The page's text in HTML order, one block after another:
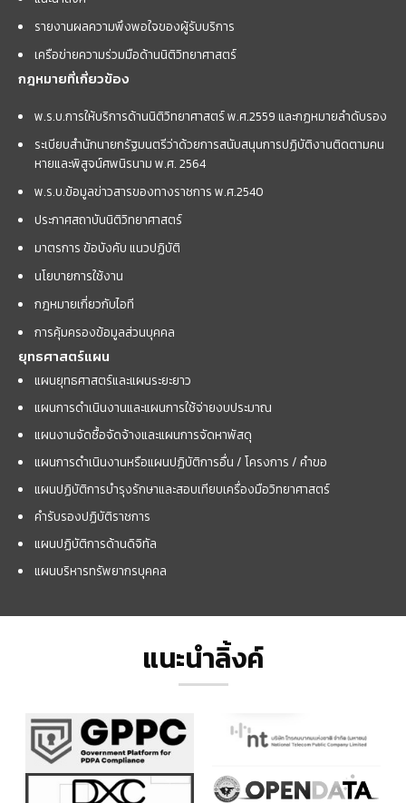
รายงานผลความพึงพอใจของผู้รับบริการ
เครือข่ายความร่วมมือด้านนิติวิทยาศาสตร์
กฎหมายที่เกี่ยวข้อง
พ.ร.บ.การให้บริการด้านนิติวิทยาศาสตร์ พ.ศ.2559 และกฏหมายลำดับรอง
ระเบียบสำนักนายกรัฐมนตรีว่าด้วยการสนับสนุนการปฏิบัติงานติดตามคน
หายและพิสูจน์ศพนิรนาม พ.ศ. 2564
พ.ร.บ.ข้อมูลข่าวสารของทางราชการ พ.ศ.2540
ประกาศสถาบันนิติวิทยาศาสตร์
มาตรการ ข้อบังคับ แนวปฏิบัติ
นโยบายการใช้งาน
กฎหมายเกี่ยวกับไอที
การคุ้มครองข้อมูลส่วนบุคคล
ยุทธศาสตร์แผน
แผนยุทธศาสตร์และแผนระยะยาว
แผนการดำเนินงานและแผนการใช้จ่ายงบประมาณ
แผนงานจัดซื้อจัดจ้างและแผนการจัดหาพัสดุ
แผนการดำเนินงานหรือแผนปฏิบัติการอื่น / โครงการ / คำขอ
แผนปฏิบัติการบำรุงรักษาและสอบเทียบเครื่องมือวิทยาศาสตร์
คำรับรองปฏิบัติราชการ
แผนปฏิบัติการด้านดิจิทัล
แผนบริหารทรัพยากรบุคคล
แนะนำลิ้งค์